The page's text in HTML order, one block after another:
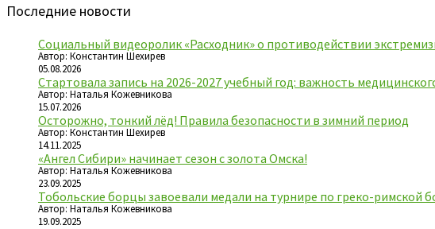
Последние новости
Социальный видеоролик «Расходник» о противодействии
Автор: Константин Шехирев
05.08.2026
Стартовала запись на 2026-2027 учебный год: важность
Автор: Наталья Кожевникова
15.07.2026
Осторожно, тонкий лёд! Правила безопасности в зимний период
Автор: Константин Шехирев
14.11.2025
«Ангел Сибири» начинает сезон с золота Омска!
Автор: Наталья Кожевникова
23.09.2025
Тобольские борцы завоевали медали на турнире по греко-римской
Автор: Наталья Кожевникова
19.09.2025